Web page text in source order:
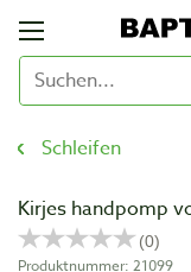
Schleifen
Kirjes handpomp
Produktnummer: 21099